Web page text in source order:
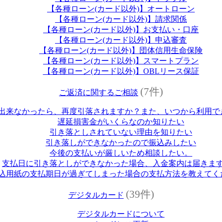
【各種ローン(カード以外)】オートローン
【各種ローン(カード以外)】請求関係
【各種ローン(カード以外)】お支払い・口座
【各種ローン(カード以外)】申込審査
【各種ローン(カード以外)】団体信用生命保険
【各種ローン(カード以外)】スマートプラン
【各種ローン(カード以外)】OBLリース保証
ご返済に関するご相談 (7件)
来なかったら、再度引落されますか？また、いつから利用で
遅延損害金がいくらなのか知りたい
引き落としされていない理由を知りたい
引き落しができなかったので振込みしたい
今後の支払いが厳しいため相談したい。
支払日に引き落としができなかった場合、入金案内は届きます
用紙の支払期日が過ぎてしまった場合の支払方法を教えてく
デジタルカード (39件)
デジタルカードについて